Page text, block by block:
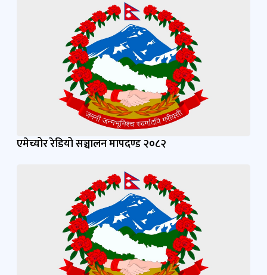
एमेच्योर रेडियो सञ्चालन मापदण्ड २०८२